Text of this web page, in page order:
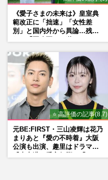
《愛子さまの未来は》皇室典
範改正に「拙速」「女性差
別」と国内外から異論…残さ
⭐ 高評価の記事(8.7)
元BE:FIRST・三山凌輝は花乃
まりあと『愛の不時着』大阪
公演も出演、趣里はドラマ